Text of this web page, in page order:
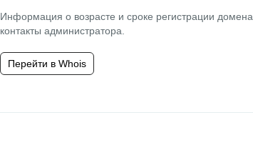
Информация о возрасте и сроке регистрации домена,
контакты администратора.
Перейти в Whois